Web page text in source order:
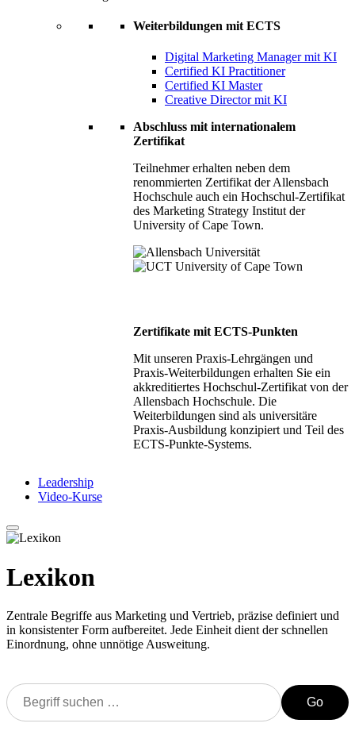
Weiterbildungen mit ECTS
Digital Marketing Manager mit KI
Certified KI Practitioner
Certified KI Master
Creative Director mit KI
Abschluss mit internationalem
Zertifikat
Teilnehmer erhalten neben dem
renommierten Zertifikat der Allensbach
Hochschule auch ein Hochschul-Zertifikat
des Marketing Strategy Institut der
University of Cape Town.
Zertifikate mit ECTS-Punkten
Mit unseren Praxis-Lehrgängen und
Praxis-Weiterbildungen erhalten Sie ein
akkreditiertes Hochschul-Zertifikat von der
Allensbach Hochschule. Die
Weiterbildungen sind als universitäre
Praxis-Ausbildung konzipiert und Teil des
ECTS-Punkte-Systems.
Leadership
Video-Kurse
Lexikon
Zentrale Begriffe aus Marketing und Vertrieb, präzise definiert und
in konsistenter Form aufbereitet. Jede Einheit dient der schnellen
Einordnung, ohne unnötige Ausweitung.
Go